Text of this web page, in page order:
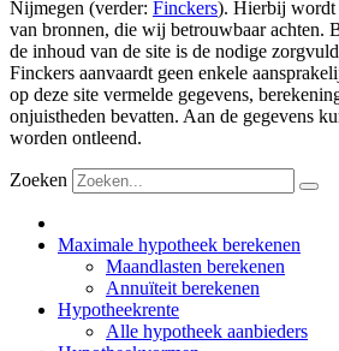
Nijmegen (verder: Finckers). Hierbij wordt
van bronnen, die wij betrouwbaar achten.
de inhoud van de site is de nodige
Finckers aanvaardt geen enkele
op deze site vermelde gegevens,
onjuistheden bevatten. Aan de gegevens
worden ontleend.
Zoeken
Maximale hypotheek berekenen
Maandlasten berekenen
Annuïteit berekenen
Hypotheekrente
Alle hypotheek aanbieders